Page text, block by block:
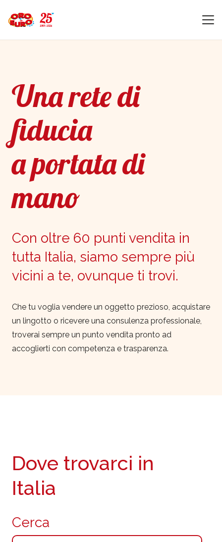
Una rete di
fiducia
a portata di
mano
Con oltre 60 punti vendita in
tutta Italia, siamo sempre più
vicini a te, ovunque ti trovi.
Che tu voglia vendere un oggetto prezioso, acquistare
un lingotto o ricevere una consulenza professionale,
troverai sempre un punto vendita pronto ad
accoglierti con competenza e trasparenza.
Cerca
Dove trovarci in
Italia